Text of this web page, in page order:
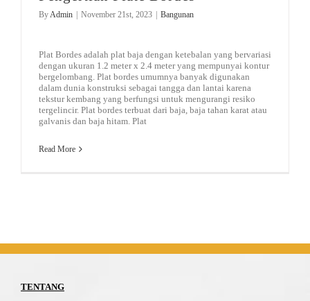
ByAdmin November 21st, 2023 Bangunan
Plat Bordes adalah plat baja dengan ketebalan yang bervariasi
dengan ukuran 1.2 meter x 2.4 meter yang mempunyai kontur
bergelombang. Plat bordes umumnya banyak digunakan
dalam dunia konstruksi sebagai tangga dan lantai karena
tekstur kembang yang berfungsi untuk mengurangi resiko
tergelincir. Plat bordes terbuat dari baja, baja tahan karat atau
galvanis dan baja hitam. Plat
Read More
TENTANG